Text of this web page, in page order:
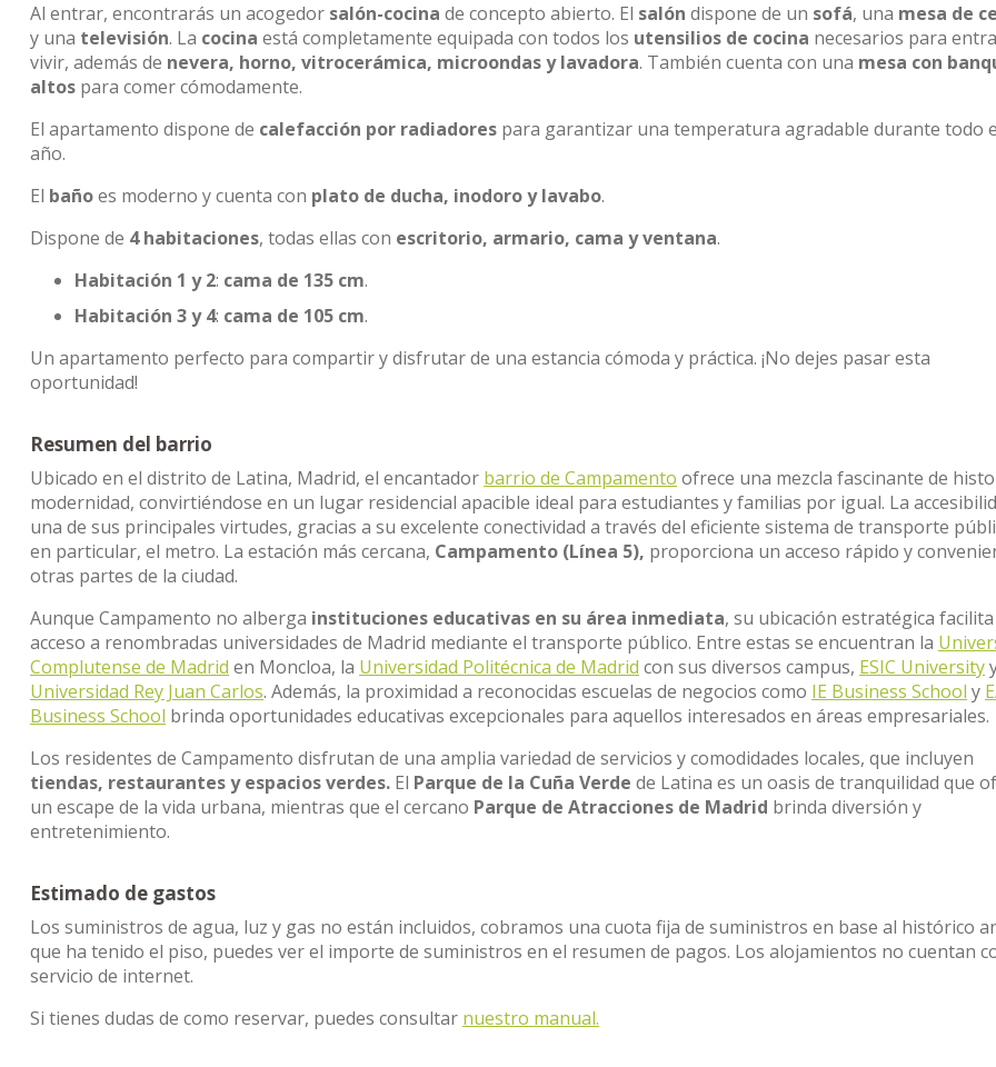
Al entrar, encontrarás un acogedor salón-cocina de concepto abierto. El salón dispone de un sofá, una mesa de
y una televisión. La cocina está completamente equipada con todos los utensilios de cocina necesarios para
vivir, además de nevera, horno, vitrocerámica, microondas y lavadora. También cuenta con una mesa con
altos para comer cómodamente.
El apartamento dispone de calefacción por radiadores para garantizar una temperatura agradable durante todo
año.
El bañoes moderno y cuenta con plato de ducha, inodoro y lavabo.
Dispone de 4 habitaciones, todas ellas con escritorio, armario, cama y ventana.
Habitación 1 y 2: cama de 135 cm.
Habitación 3 y 4: cama de 105 cm.
Un apartamento perfecto para compartir y disfrutar de una estancia cómoda y práctica. ¡No dejes pasar esta
oportunidad!
Resumen del barrio
Ubicado en el distrito de Latina, Madrid, el encantador barrio de Campamento ofrece una mezcla fascinante de
modernidad, convirtiéndose en un lugar residencial apacible ideal para estudiantes y familias por igual. La
una de sus principales virtudes, gracias a su excelente conectividad a través del eficiente sistema de transporte
en particular, el metro. La estación más cercana, Campamento (Línea 5), proporciona un acceso rápido y
otras partes de la ciudad.
Aunque Campamento no alberga instituciones educativas en su área inmediata, su ubicación estratégica
acceso a renombradas universidades de Madrid mediante el transporte público. Entre estas se encuentran la
Complutense de Madrid en Moncloa, la Universidad Politécnica de Madrid con sus diversos campus, ESIC University
Universidad Rey Juan Carlos. Además, la proximidad a reconocidas escuelas de negocios como IE Business School y
Business School brinda oportunidades educativas excepcionales para aquellos interesados en áreas empresariales.
Los residentes de Campamento disfrutan de una amplia variedad de servicios y comodidades locales, que incluyen
tiendas, restaurantes y espacios verdes. El Parque de la Cuña Verde de Latina es un oasis de tranquilidad que
un escape de la vida urbana, mientras que el cercano Parque de Atracciones de Madrid brinda diversión y
entretenimiento.
Estimado de gastos
Los suministros de agua, luz y gas no están incluidos, cobramos una cuota fija de suministros en base al histórico
que ha tenido el piso, puedes ver el importe de suministros en el resumen de pagos. Los alojamientos no cuentan
servicio de internet.
Si tienes dudas de como reservar, puedes consultar nuestro manual.